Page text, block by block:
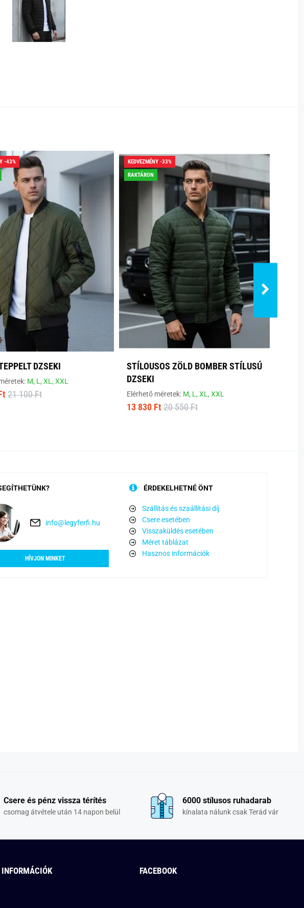
-43%
DZSEKI
M, L,XL,XXL
21 100 Ft
KEDVEZMÉNY -33%
RAKTÁRON
STÍLOUSOS ZÖLD BOMBER STÍLUSÚ
DZSEKI
Elérhető méretek: M, L,XL,XXL
13 830 Ft 20 550 Ft
info@legyferfi.hu
HÍVJON MINKET
ÉRDEKELHETNÉ ÖNT
Szállítás és szaállítási díj
Csere esetében
Visszaküldés esetében
Méret táblázat
Hasznos információk
Csere és pénz vissza térítés
csomag átvétele után 14 napon belül
6000 stílusos ruhadarab
kínalata nálunk csak Terád vár
INFORMÁCIÓK FACEBOOK